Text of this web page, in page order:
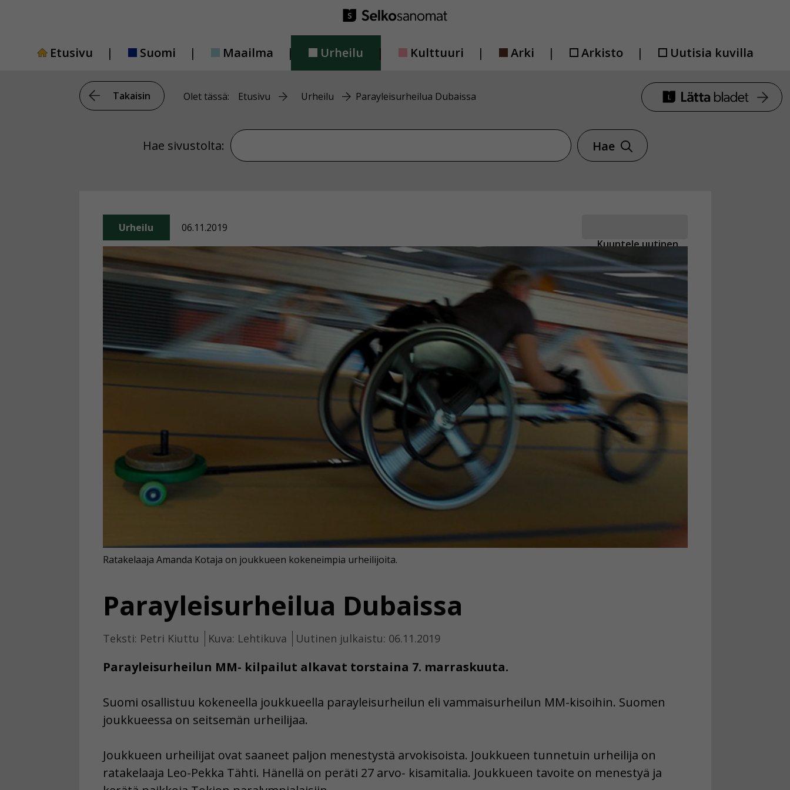
Etusivu
Suomi Maailma Urheilu Kulttuuri Arki Arkisto Uutisia kuvilla
Takaisin Olet tässä: Etusivu Urheilu Parayleisurheilua Dubaissa
Hae sivustolta: Hae sivustolta
Hae
Kuuntele uutinen
Urheilu 06.11.2019
Parayleisurheilua Dubaissa
Teksti: Petri Kiuttu Kuva: Lehtikuva Uutinen julkaistu: 06.11.2019
Parayleisurheilun MM- kilpailut alkavat torstaina 7. marraskuuta.
Ratakelaaja Amanda Kotaja on joukkueen kokeneimpia urheilijoita.
Suomi osallistuu kokeneella joukkueella parayleisurheilun eli vammaisurheilun MM-kisoihin. Suomen
joukkueessa on seitsemän urheilijaa.
Joukkueen urheilijat ovat saaneet paljon menestystä arvokisoista. Joukkueen tunnetuin urheilija on
ratakelaaja Leo-Pekka Tähti. Hänellä on peräti 27 arvo- kisamitalia. Joukkueen tavoite on menestyä ja